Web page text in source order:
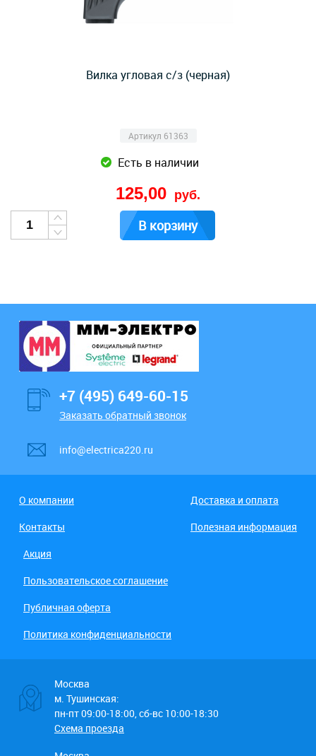
Вилка угловая с/з (черная)
Артикул 61363
Есть в наличии
125,00 руб.
В корзину
+7 (495) 649-60-15
Заказать обратный звонок
info@electrica220.ru
О компании
Доставка и оплата
Контакты
Полезная информация
Акция
Пользовательское соглашение
Публичная оферта
Политика конфиденциальности
Москва
м. Тушинская:
пн-пт 09:00-18:00, сб-вс 10:00-18:30
Схема проезда